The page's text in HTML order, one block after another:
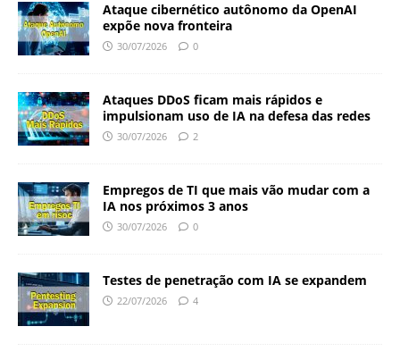
Ataque cibernético autônomo da OpenAI
expõe nova fronteira
30/07/2026 0
Ataques DDoS ficam mais rápidos e
impulsionam uso de IA na defesa das redes
30/07/2026 2
Empregos de TI que mais vão mudar com a
IA nos próximos 3 anos
30/07/2026 0
Testes de penetração com IA se expandem
22/07/2026 4